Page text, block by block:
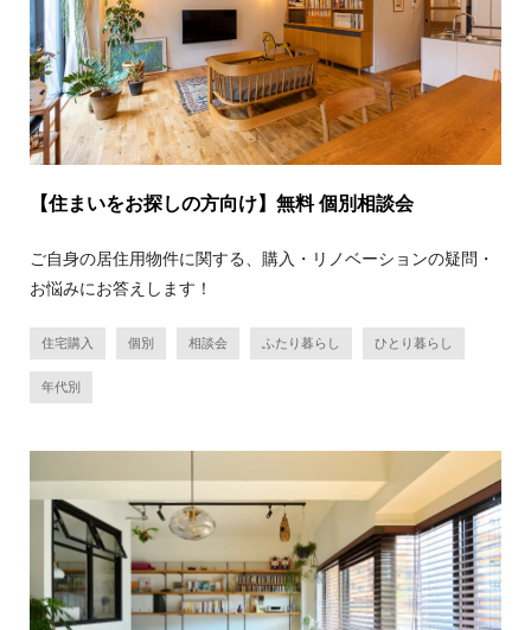
【住まいをお探しの方向け】無料 個別相談会
ご自身の居住用物件に関する、購入・リノベーションの疑問・
お悩みにお答えします！
住宅購入 個別 相談会 ふたり暮らし ひとり暮らし
年代別